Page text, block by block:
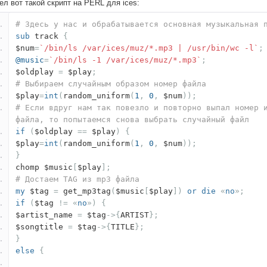
вот такой скрипт на PERL для ices:
# Здесь у нас и обрабатывается основная музыкальная
sub track {
$num=`/bin/ls /var/ices/muz/*.mp3 | /usr/bin/wc -l` ;
@music=`/bin/ls -1 /var/ices/muz/*.mp3` ;
$oldplay = $play ;
# Выбираем случайным образом номер файла
$play=int ( random_uniform( 1 , 0 , $num ));
# Если вдруг нам так повезло и повторно выпал номер
файла, то попытаемся снова выбрать случайный файл
if
( $oldplay == $play )
{
$play=int ( random_uniform( 1 , 0 , $num ));
}
chomp $music
$play ];
# Достаем TAG из mp3 файла
my $tag = get_mp3tag ( $music $play ]) or die «no»;
if
( $tag != «no»)
{
$artist_name = $tag ->{ ARTIST };
$songtitle = $tag ->{ TITLE };
}
else
{